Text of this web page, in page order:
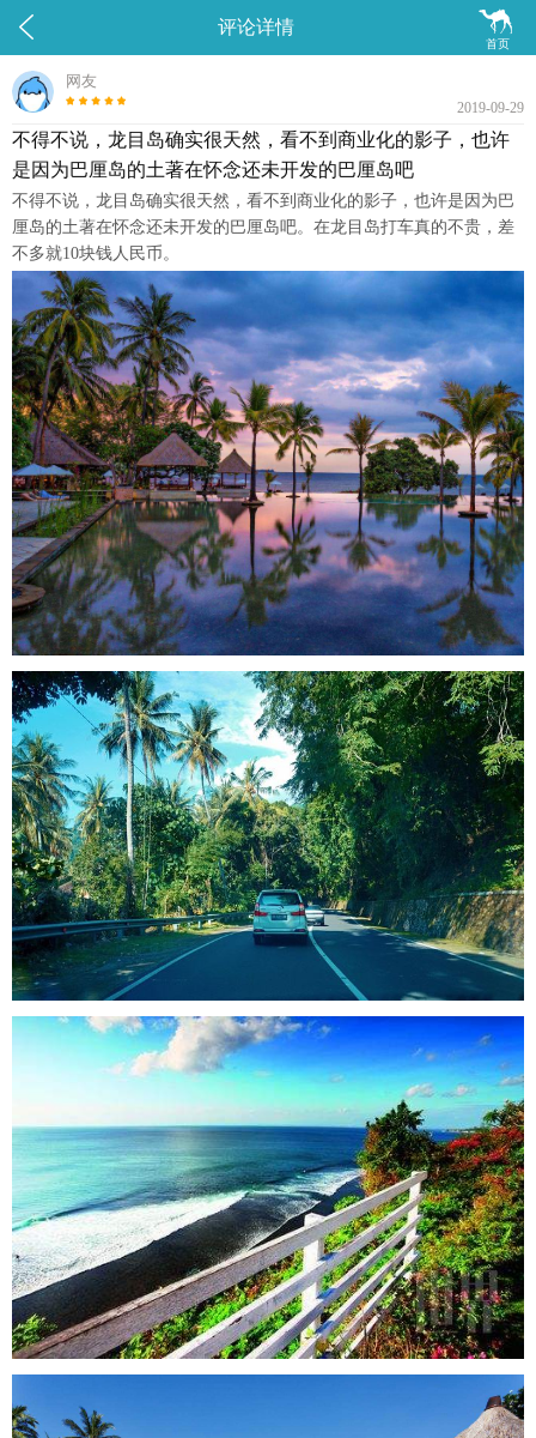
 
首页
评论详情
网友
2019-09-29
不得不说，龙目岛确实很天然，看不到商业化的影子，也许
是因为巴厘岛的土著在怀念还未开发的巴厘岛吧
不得不说，龙目岛确实很天然，看不到商业化的影子，也许是因为巴
厘岛的土著在怀念还未开发的巴厘岛吧。在龙目岛打车真的不贵，差
不多就10块钱人民币。